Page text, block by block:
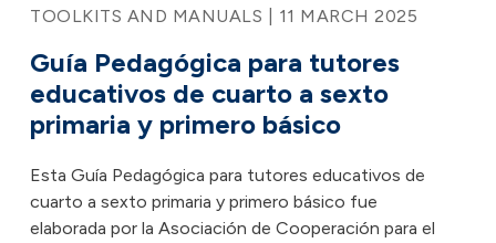
TOOLKITS AND MANUALS | 11 MARCH 2025
Guía Pedagógica para tutores
educativos de cuarto a sexto
primaria y primero básico
Esta Guía Pedagógica para tutores educativos de
cuarto a sexto primaria y primero básico fue
elaborada por la Asociación de Cooperación para el